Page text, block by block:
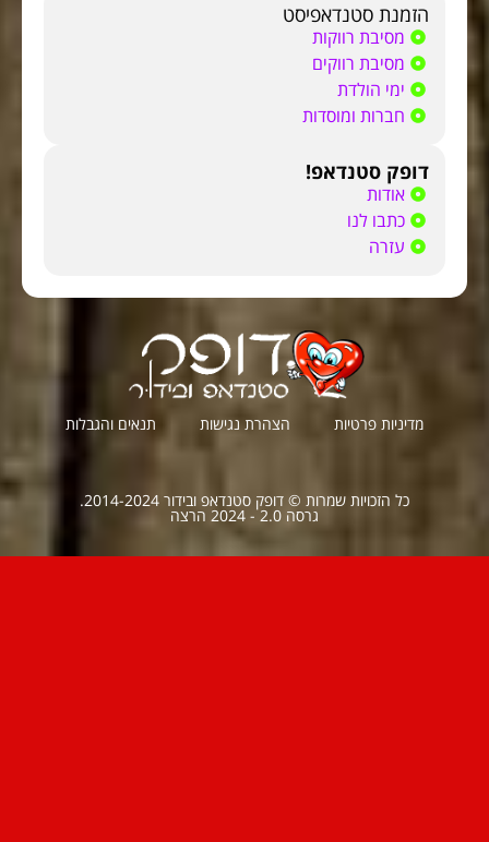
הזמנת סטנדאפיסט
מסיבת רווקות
מסיבת רווקים
ימי הולדת
חברות ומוסדות
דופק סטנדאפ!
אודות
כתבו לנו
עזרה
מדיניות פרטיות הצהרת נגישות תנאים והגבלות
כל הזכויות שמרות © דופק סטנדאפ ובידור 2014-2024.
גרסה 2.0 - 2024 הרצה